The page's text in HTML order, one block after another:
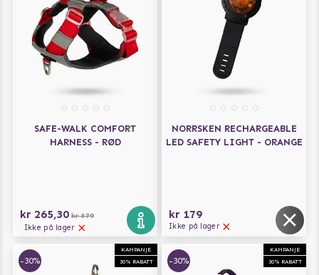
SAFE-WALK COMFORT
HARNESS - RØD
kr 265,30 kr 379
Ikke på lager
NORRSKEN RECHARGEABLE
LED SAFETY LIGHT - ORANGE
kr 179
Ikke på lager
KAMPANJE
30% RABATT
-30%
KAMPANJE
30% RABATT
-30%